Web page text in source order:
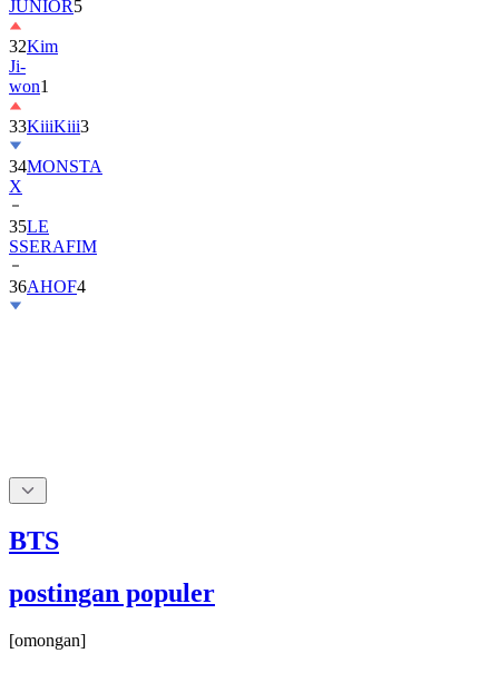
JUNIOR5
32Kim
Ji-
won1
33KiiiKiii3
34MONSTA
X
35LE
SSERAFIM
36AHOF4
BTS
postingan populer
[omongan]